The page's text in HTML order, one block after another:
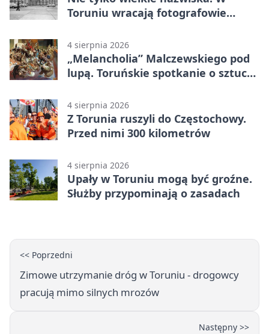
Toruniu wracają fotografowie
4 sierpnia 2026
„Melancholia” Malczewskiego pod
lupą. Toruńskie spotkanie o sztuce i
4 sierpnia 2026
Z Torunia ruszyli do Częstochowy.
Przed nimi 300 kilometrów
4 sierpnia 2026
Upały w Toruniu mogą być groźne.
Służby przypominają o zasadach
<< Poprzedni
Zimowe utrzymanie dróg w Toruniu - drogowcy
pracują mimo silnych mrozów
Następny >>